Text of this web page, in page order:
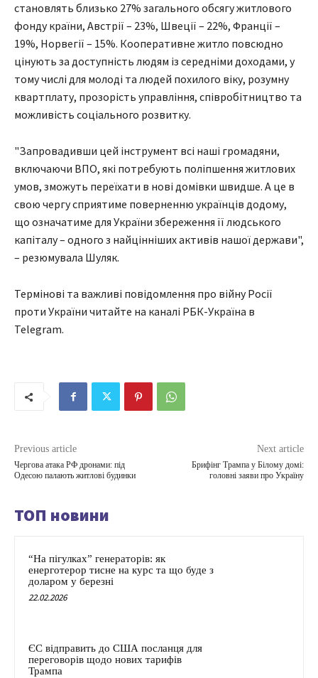
становлять близько 27% загального обсягу житлового
фонду країни, Австрії – 23%, Швеції – 22%, Франції –
19%, Норвегії – 15%. Кооперативне житло повсюдно
цінують за доступність людям із середніми доходами, у
тому числі для молоді та людей похилого віку, розумну
квартплату, прозорість управління, співробітництво та
можливість соціального розвитку.
"Запровадивши цей інструмент всі наші громадяни,
включаючи ВПО, які потребують поліпшення житлових
умов, зможуть переїхати в нові домівки швидше. А це в
свою чергу сприятиме поверненню українців додому,
що означатиме для України збереження її людського
капіталу – одного з найцінніших активів нашої держави",
– резюмувала Шуляк.
Термінові та важливі повідомлення про війну Росії
проти України читайте на каналі РБК-Україна в
Telegram.
Previous article
Чергова атака РФ дронами: під
Одесою палають житлові будинки
Next article
Брифінг Трампа у Білому домі:
головні заяви про Україну
ТОП новини
“На пігулках” генераторів: як
енерготерор тисне на курс та що буде з
доларом у березні
22.02.2026
ЄС відправить до США посланця для
переговорів щодо нових тарифів
Трампа